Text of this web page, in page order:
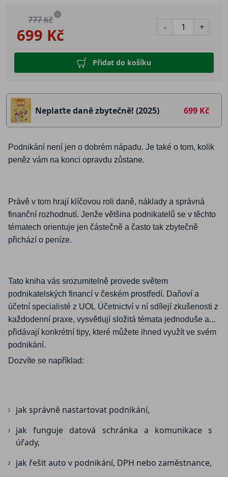
699 Kč
777 Kč i
- +
Přidat do košíku
Neplaťte daně zbytečně! (2025) 699 Kč
Podnikání není jen o dobrém nápadu. Je také o tom, kolik
peněz vám na konci opravdu zůstane.
Právě v tom hrají klíčovou roli daně, náklady a správná
finanční rozhodnutí. Jenže většina podnikatelů se v těchto
tématech orientuje jen částečně a často tak zbytečně
přichází o peníze.
Tato kniha vás srozumitelně provede světem
podnikatelských financí v českém prostředí. Daňoví a
účetní specialisté z UOL Účetnictví v ní sdílejí zkušenosti z
každodenní praxe, vysvětlují složitá témata jednoduše a
přidávají konkrétní tipy, které můžete ihned využít ve svém
podnikání.
Dozvíte se například:
jak správně nastartovat podnikání,
jak funguje datová schránka a komunikace s
úřady,
jak řešit auto v podnikání, DPH nebo zaměstnance,